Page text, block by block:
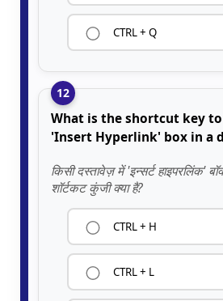
CTRL + Q
12
What is the shortcut key
'Insert Hyperlink' box in a
किसी दस्तावेज़ में 'इन्सर्ट हाइपरलिंक'
शॉर्टकट कुंजी क्या है?
CTRL + H
CTRL + L